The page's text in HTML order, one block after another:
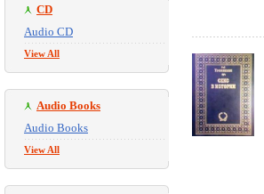
CD
Audio CD
View All
Audio Books
Audio Books
View All